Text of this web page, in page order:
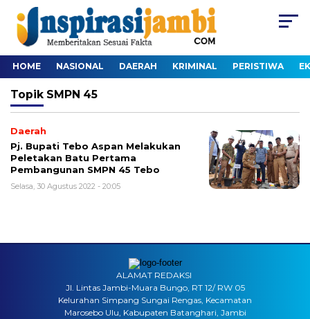
HOME NASIONAL DAERAH KRIMINAL PERISTIWA
Topik SMPN 45
Daerah
Pj. Bupati Tebo Aspan Melakukan
Peletakan Batu Pertama
Pembangunan SMPN 45 Tebo
Selasa, 30 Agustus 2022 - 20:05
ALAMAT REDAKSI
Jl. Lintas Jambi-Muara Bungo, RT 12/ RW 05
Kelurahan Simpang Sungai Rengas, Kecamatan
Marosebo Ulu, Kabupaten Batanghari, Jambi